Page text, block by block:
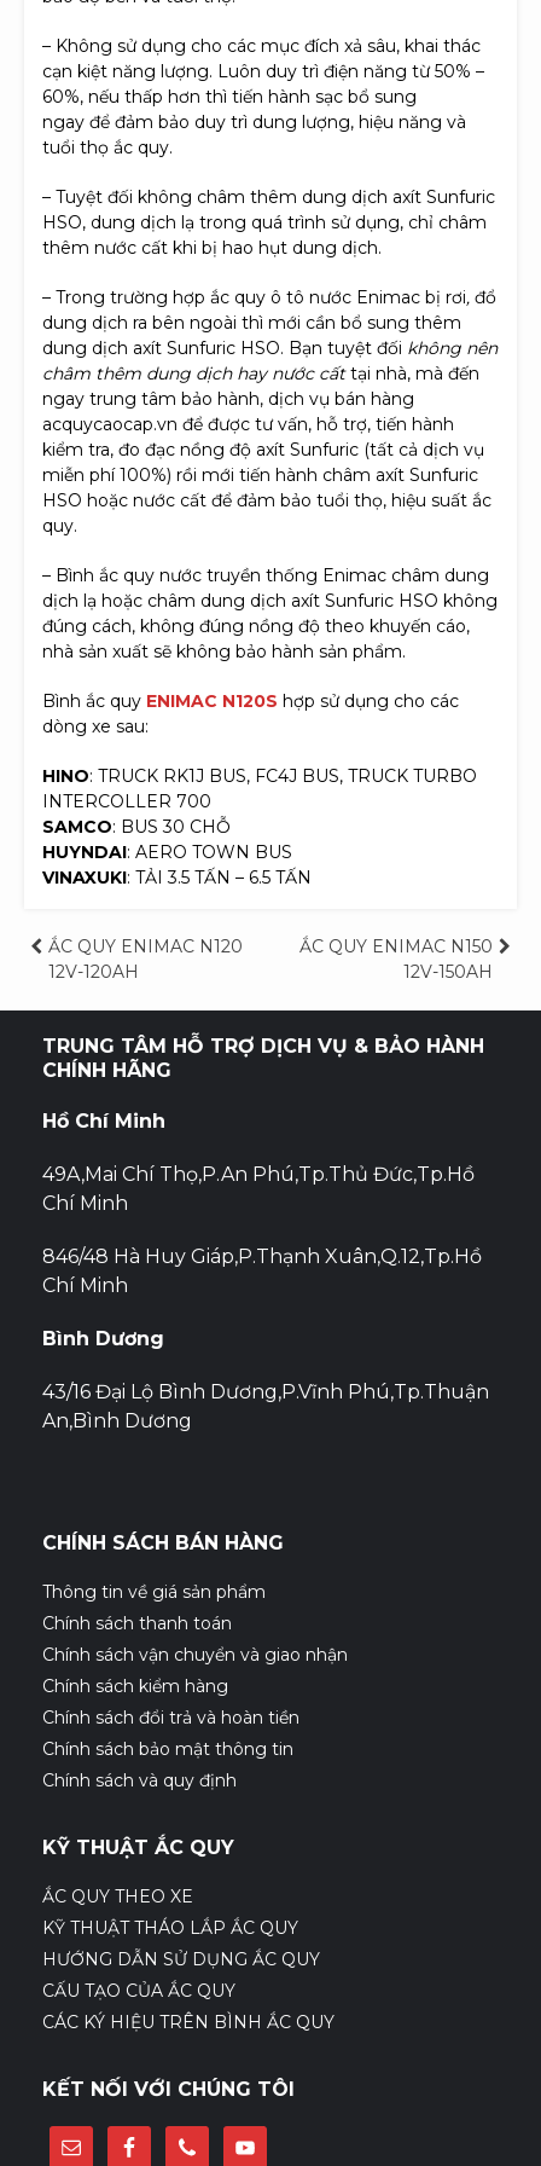
– Không sử dụng cho các mục đích xả sâu, khai thác
cạn kiệt năng lượng. Luôn duy trì điện năng từ 50% –
60%, nếu thấp hơn thì tiến hành sạc bổ sung
ngay để đảm bảo duy trì dung lượng, hiệu năng và
tuổi thọ ắc quy.
– Tuyệt đối không châm thêm dung dịch axít Sunfuric
HSO, dung dịch lạ trong quá trình sử dụng, chỉ châm
thêm nước cất khi bị hao hụt dung dịch.
– Trong trường hợp ắc quy ô tô nước Enimac bị rơi, đổ
dung dịch ra bên ngoài thì mới cần bổ sung thêm
dung dịch axít Sunfuric HSO. Bạn tuyệt đối không nên
châm thêm dung dịch hay nước cấttại nhà, mà đến
ngay trung tâm bảo hành, dịch vụ bán hàng
acquycaocap.vn để được tư vấn, hỗ trợ, tiến hành
kiểm tra, đo đạc nồng độ axít Sunfuric (tất cả dịch vụ
miễn phí 100%) rồi mới tiến hành châm axít Sunfuric
HSO hoặc nước cất để đảm bảo tuổi thọ, hiệu suất ắc
quy.
– Bình ắc quy nước truyền thống Enimac châm dung
dịch lạ hoặc châm dung dịch axít Sunfuric HSO không
đúng cách, không đúng nồng độ theo khuyến cáo,
nhà sản xuất sẽ không bảo hành sản phẩm.
Bình ắc quy ENIMAC N120S hợp sử dụng cho các
dòng xe sau:
HINO: TRUCK RK1J BUS, FC4J BUS, TRUCK TURBO
INTERCOLLER 700
SAMCO: BUS 30 CHỖ
HUYNDAI: AERO TOWN BUS
VINAXUKI: TẢI 3.5 TẤN – 6.5 TẤN
Điều
hướng
bài
ẮC QUY ENIMAC N120
12V-120AH
ẮC QUY ENIMAC N150
12V-150AH
TRUNG TÂM HỖ TRỢ DỊCH VỤ & BẢO HÀNH
CHÍNH HÃNG
Hồ Chí Minh
49A,Mai Chí Thọ,P.An Phú,Tp.Thủ Đức,Tp.Hồ
Chí Minh
846/48 Hà Huy Giáp,P.Thạnh Xuân,Q.12,Tp.Hồ
Chí Minh
Bình Dương
43/16 Đại Lộ Bình Dương,P.Vĩnh Phú,Tp.Thuận
An,Bình Dương
CHÍNH SÁCH BÁN HÀNG
Thông tin về giá sản phẩm
Chính sách thanh toán
Chính sách vận chuyển và giao nhận
Chính sách kiểm hàng
Chính sách đổi trả và hoàn tiền
Chính sách bảo mật thông tin
Chính sách và quy định
KỸ THUẬT ẮC QUY
ẮC QUY THEO XE
KỸ THUẬT THÁO LẮP ẮC QUY
HƯỚNG DẪN SỬ DỤNG ẮC QUY
CẤU TẠO CỦA ẮC QUY
CÁC KÝ HIỆU TRÊN BÌNH ẮC QUY
KẾT NỐI VỚI CHÚNG TÔI